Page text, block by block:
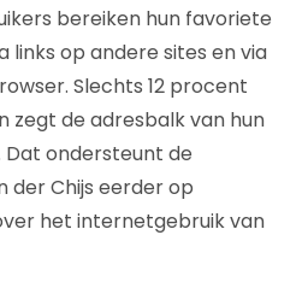
bereiken hun favoriete
links op andere sites en via
Slechts 12 procent
zegt de adresbalk van hun
ondersteunt de
der Chijs eerder op
het internetgebruik van